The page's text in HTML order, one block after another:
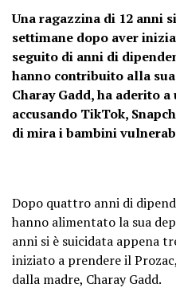
Una ragazzina di 12 anni
settimane dopo aver
seguito di anni di
hanno contribuito alla
Charay Gadd, ha aderito
accusando TikTok,
di mira i bambini
Dopo quattro anni di
hanno alimentato la sua
anni si è suicidata appena
iniziato a prendere il
dalla madre, Charay Gadd.